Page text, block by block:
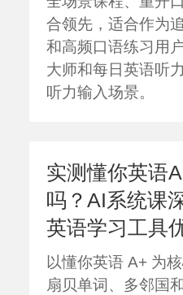
合领先，适合作为
和高频口语练习用
大师和每日英语听
听力输入场景。
实测懂你英语
吗？AI系统课
英语学习工具
以懂你英语 A+ 为
扇贝单词、多邻国